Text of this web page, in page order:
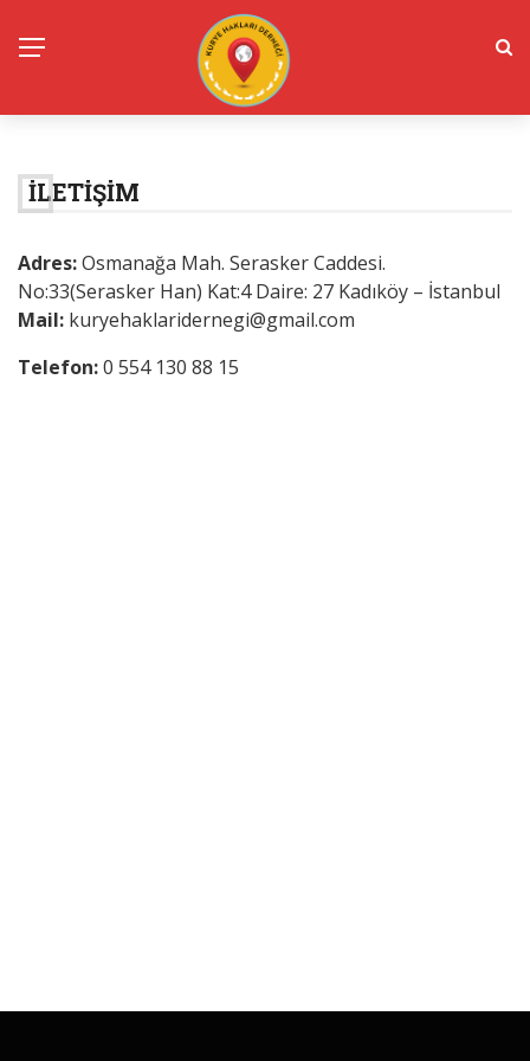
İLETIŞIM
Adres:Osmanağa Mah. Serasker Caddesi.
No:33(Serasker Han) Kat:4 Daire: 27 Kadıköy – İstanbul
Mail: kuryehaklaridernegi@gmail.com
Telefon:0 554 130 88 15